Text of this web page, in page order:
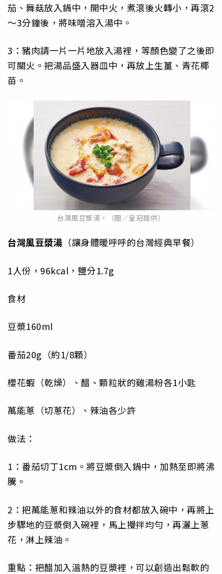
茄、舞菇放入鍋中，開中火，煮滾後火轉小，再滾2
～3分鐘後，將味噌溶入湯中。
3：豬肉請一片一片地放入湯裡，等顏色變了之後即
可關火。把湯品盛入器皿中，再放上生薑、青花椰
苗。
台灣風豆漿湯。（圖／皇冠提供）
台灣風豆漿湯 （讓身體暖呼呼的台灣經典早餐）
1人份，96kcal，鹽分1.7g
食材
豆漿160ml
番茄20g（約1/8顆）
櫻花蝦（乾燥）、醋、顆粒狀的雞湯粉各1小匙
萬能蔥（切蔥花）、辣油各少許
做法：
1：番茄切丁1cm。將豆漿倒入鍋中，加熱至即將沸
騰。
2：把萬能蔥和辣油以外的食材都放入碗中，再將上
步驟地的豆漿倒入碗裡，馬上攪拌均勻，再灑上蔥
花，淋上辣油。
重點：把醋加入溫熱的豆漿裡，可以創造出鬆軟的